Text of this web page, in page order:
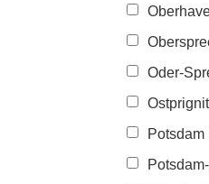
Oder-
Potsdam